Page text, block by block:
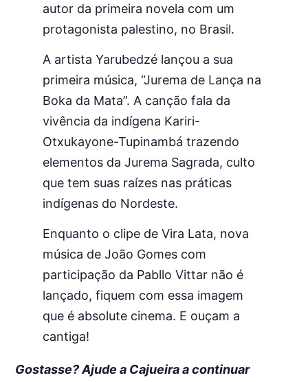
autor da primeira novela com um
protagonista palestino, no Brasil.
A artista Yarubedzé lançou a sua
primeira música, “Jurema de Lança na
Boka da Mata”. A canção fala da
vivência da indígena Kariri-
Otxukayone-Tupinambá trazendo
elementos da Jurema Sagrada, culto
que tem suas raízes nas práticas
indígenas do Nordeste.
Enquanto o clipe de Vira Lata, nova
música de João Gomes com
participação da Pabllo Vittar não é
lançado, fiquem com essa imagem
que é absolute cinema. E ouçam a
cantiga!
Gostasse? Ajude a Cajueira a continuar